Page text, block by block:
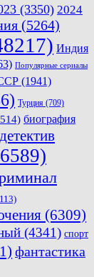
(3350) 2024
(5264)
Индия
Популярные сериалы
(1941)
Турция (709)
биография
детектив
(6309)
(4341) спорт
фантастика